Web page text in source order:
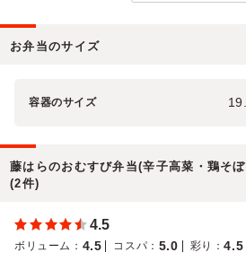
お弁当のサイズ
容器のサイズ
藤はらのおむすび弁当(辛子高菜・鶏そ
(2件)
4.5
ボリューム ： 4.5 コスパ ： 5.0 彩り ：4.5